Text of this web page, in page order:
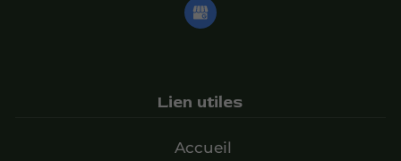
Lien utiles
Accueil